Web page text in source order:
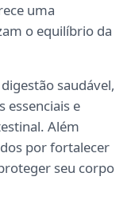
uma
o equilíbrio da
saudável,
essenciais e
Além
por fortalecer
seu corpo